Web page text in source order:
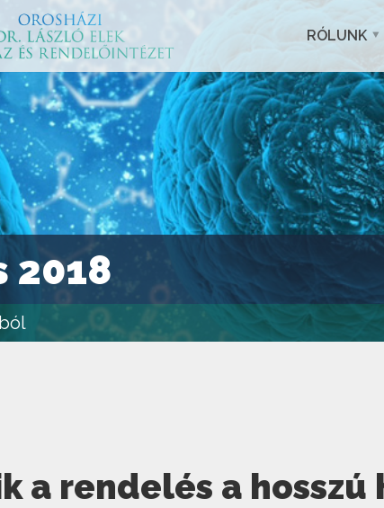
RÓLUNK
2018
a rendelés a hosszú